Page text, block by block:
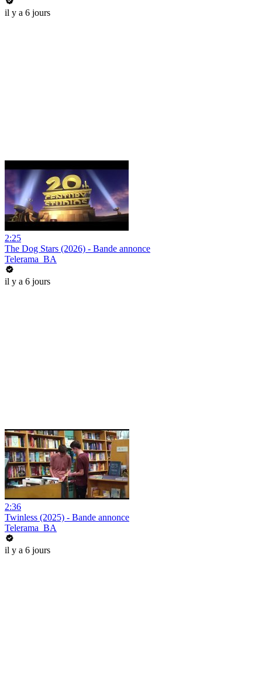
il y a 6 jours
2:25
The Dog Stars (2026) - Bande annonce
Telerama_BA
il y a 6 jours
2:36
Twinless (2025) - Bande annonce
Telerama_BA
il y a 6 jours